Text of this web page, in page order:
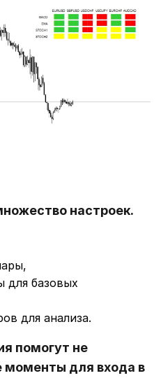
настроек.
для базовых
для анализа.
помогут не
моменты для входа в